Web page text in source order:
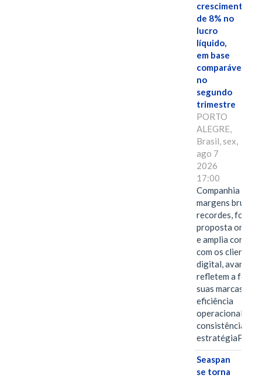
crescimento
de 8% no
lucro
líquido,
em base
comparável,
no
segundo
trimestre
PORTO
ALEGRE,
Brasil, sex,
ago 7
2026
17:00
Companhia
margens brutas
recordes,
proposta
e amplia
com os clientes
digital, avanços
refletem a força
suas marcas, a
eficiência
operacional e a
consistência de
Seaspan
se torna